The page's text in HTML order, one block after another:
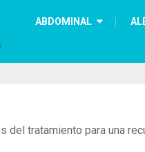
ABDOMINAL
del tratamiento para una